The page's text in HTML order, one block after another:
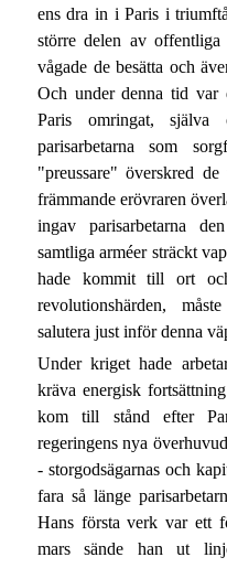
ens dra in i Paris i
större delen av offentliga
vågade de besätta och
Och under denna tid var
Paris omringat, själva
parisarbetarna som
"preussare" överskred
främmande erövraren
ingav parisarbetarna
samtliga arméer sträckt
hade kommit till ort
revolutionshärden,
salutera just inför denna
Under kriget hade
kräva energisk
kom till stånd efter
regeringens nya
- storgodsägarnas och
fara så länge
Hans första verk var ett
mars sände han ut